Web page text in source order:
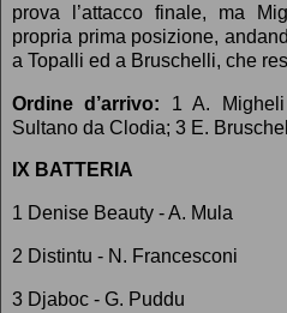
prova l’attacco finale, ma
propria prima posizione,
a Topalli ed a Bruschelli, che
Ordine d’arrivo: 1 A.
Sultano da Clodia; 3 E.
IX BATTERIA
1 Denise Beauty - A. Mula
2 Distintu - N. Francesconi
3 Djaboc - G. Puddu